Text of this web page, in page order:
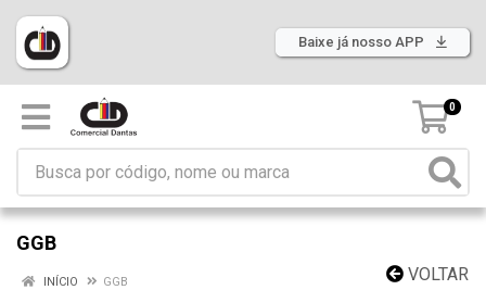
Baixe já nosso APP
0
GGB
VOLTAR
INÍCIO GGB